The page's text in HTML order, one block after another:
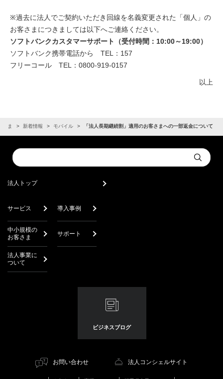
※過去に法人でご契約いただき回線を名義変更された「個人」の
お客さまにつきましては以下へご連絡ください。
ソフトバンクカスタマーサポート（受付時間：10:00～19:00）
ソフトバンク携帯電話から TEL：157
フリーコール TEL：0800-919-0157
以上
さま 新着情報 モバイル 「法人長期継続割」適用のお客さまへの一部返金について
Conduct
a
Submit
法人トップ
サービス 導入事例
中小規模の
お客さま
サポート
法人事業に
ついて
ビジネスブログ
お問い合わせ 法人コンシェルサイト